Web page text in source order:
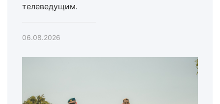
телеведущим.
06.08.2026